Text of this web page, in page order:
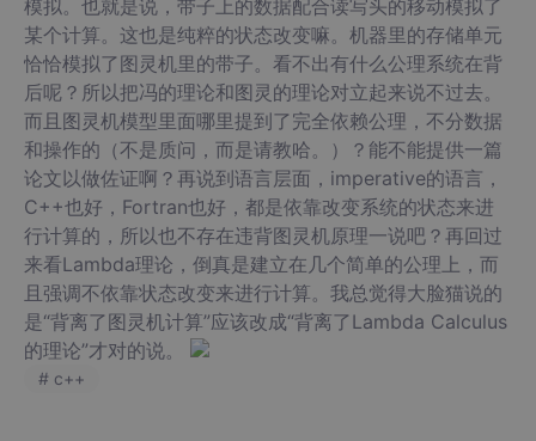
模拟。也就是说，带子上的数据配合读写头的移动模拟了
某个计算。这也是纯粹的状态改变嘛。机器里的存储单元
恰恰模拟了图灵机里的带子。看不出有什么公理系统在背
后呢？所以把冯的理论和图灵的理论对立起来说不过去。
而且图灵机模型里面哪里提到了完全依赖公理，不分数据
和操作的（不是质问，而是请教哈。）？能不能提供一篇
论文以做佐证啊？再说到语言层面，imperative的语言，
C++也好，Fortran也好，都是依靠改变系统的状态来进
行计算的，所以也不存在违背图灵机原理一说吧？再回过
来看Lambda理论，倒真是建立在几个简单的公理上，而
且强调不依靠状态改变来进行计算。我总觉得大脸猫说的
是“背离了图灵机计算”应该改成“背离了Lambda Calculus
的理论”才对的说。
# c++